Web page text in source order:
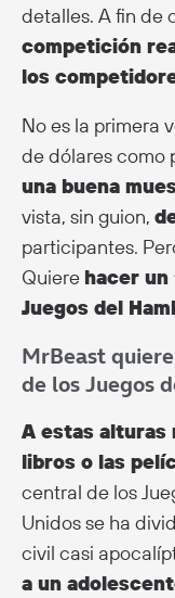
detalles. A fin de
competición
los
No es la primera
de dólares como
una buena
vista, sin guion,
participantes.
Quiere hacer un
Juegos del
MrBeast
de los Juegos
A estas alturas
libros o las
central de los
Unidos se ha
civil casi
a un